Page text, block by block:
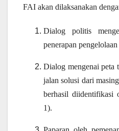
FAI akan dilaksanakan
Dialog politis
penerapan
Dialog mengenai peta
jalan solusi dari
berhasil diidentifikasi
1).